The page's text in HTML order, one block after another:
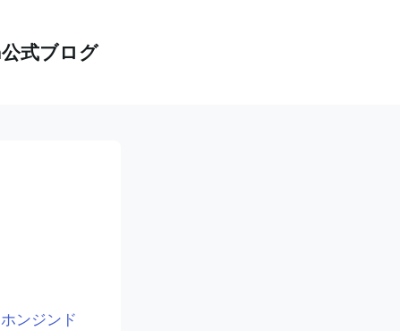
式ブログ
ンジンド